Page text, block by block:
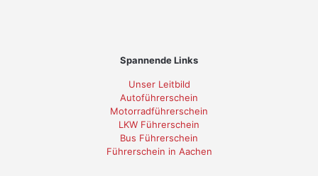
Spannende Links
Unser Leitbild
Autoführerschein
Motorradführerschein
LKW Führerschein
Bus Führerschein
Führerschein in Aachen